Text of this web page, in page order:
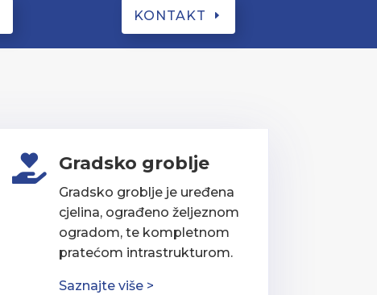
KONTAKT
 Gradsko groblje
Gradsko groblje je uređena
cjelina, ograđeno željeznom
ogradom, te kompletnom
pratećom intrastrukturom.
Saznajte više >